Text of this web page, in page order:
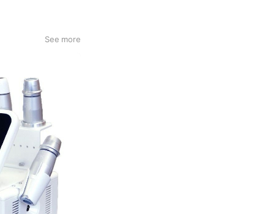
See more